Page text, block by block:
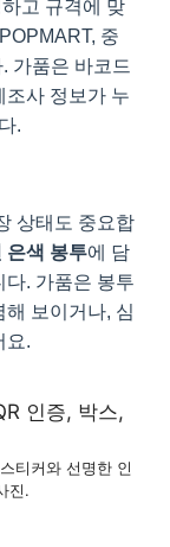
고 규격에 맞
중
가품은 바코드
조사 정보가 누
.
상태도 중요합
은색 봉투에 담
다. 가품은 봉투
보이거나, 심
요.
티커와 선명한 인
진.